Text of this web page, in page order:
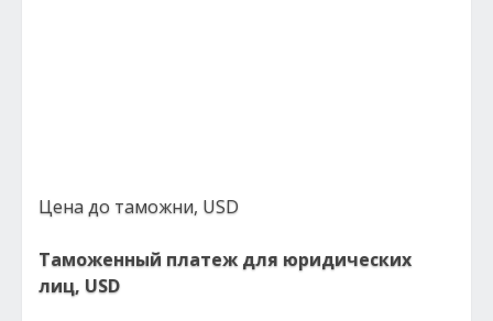
Цена до таможни, USD
Таможенный платеж для юридических
лиц, USD